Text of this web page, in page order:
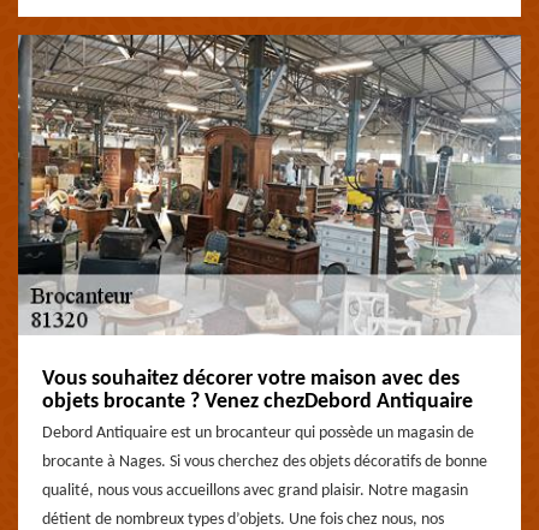
Vous souhaitez décorer votre maison avec des
objets brocante ? Venez chezDebord Antiquaire
Debord Antiquaire est un brocanteur qui possède un magasin de
brocante à Nages. Si vous cherchez des objets décoratifs de bonne
qualité, nous vous accueillons avec grand plaisir. Notre magasin
détient de nombreux types d’objets. Une fois chez nous, nos